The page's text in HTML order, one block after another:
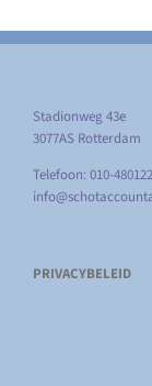
Stadionweg 43e
3077AS Rotterdam
Telefoon: 010-
PRIVACYBELEID